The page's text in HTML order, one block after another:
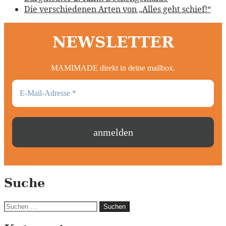
Die verschiedenen Arten von „Alles geht schief!“
NEWSLETTER
MAMIMADE direkt in deine mailbox.
Suche
Suchen